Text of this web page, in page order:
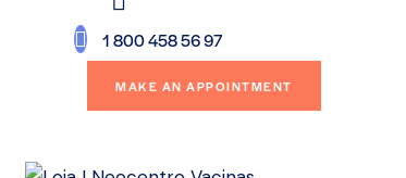
1 800 458 56 97
MAKE AN APPOINTMENT